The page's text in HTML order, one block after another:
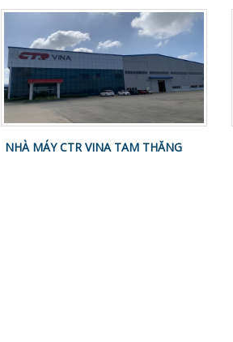
NHÀ MÁY CTR VINA TAM THĂNG